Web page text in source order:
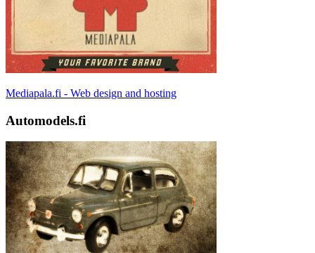
Mediapala.fi - Web design and hosting
Automodels.fi